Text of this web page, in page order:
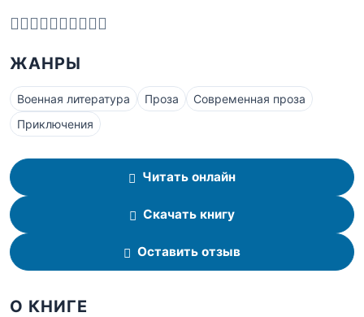
ЖАНРЫ
Военная литература Проза
Современная проза
Приключения
Читать онлайн
Скачать книгу
Оставить отзыв
О КНИГЕ